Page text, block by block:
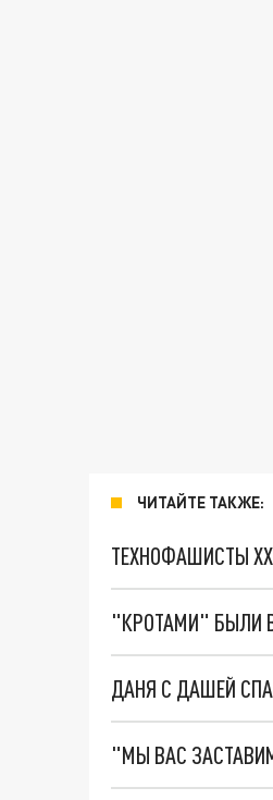
ЧИТАЙТЕ ТАКЖЕ:
ТЕХНОФАШИСТЫ
"КРОТАМИ" БЫЛИ
ДАНЯ С ДАШЕЙ